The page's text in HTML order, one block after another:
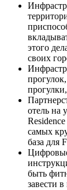
этого
своих
отель на
самых
база для
быть
завести